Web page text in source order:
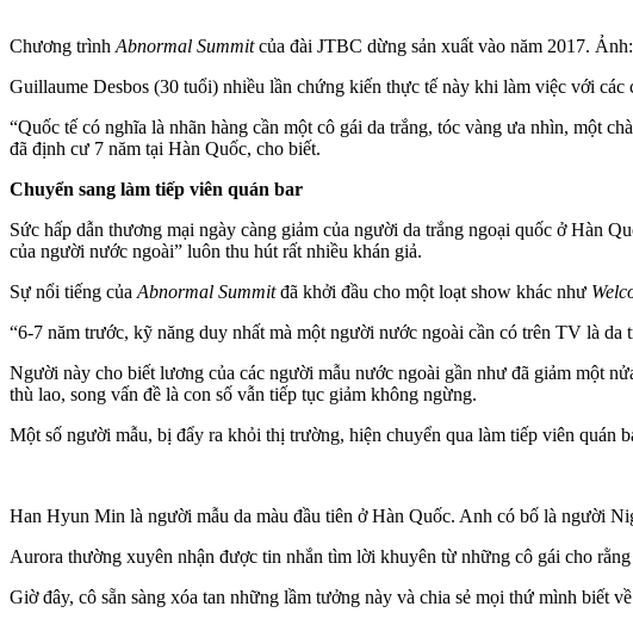
Chương trình Abnormal Summitcủa đài JTBC dừng sản xuất vào năm 2017. Ảnh:
Guillaume Desbos (30 tuổi) nhiều lần chứng kiến thực tế này khi làm việc với
“Quốc tế có nghĩa là nhãn hàng cần một cô gái da trắng, tóc vàng ưa nhìn, một
đã định cư 7 năm tại Hàn Quốc, cho biết.
Chuyển sang làm tiế‌p viê‌n quán bar
Sức hấp dẫn thương mại ngày càng giảm của người da trắng ngoại quốc ở Hàn
của người nước ngoài” luôn thu hút rất nhiều khán giả.
Sự nổi tiếng của Abnormal Summitđã khởi đầu cho một loạt show khác như
“6-7 năm trước, kỹ năng duy nhất mà một người nước ngoài cần có trên TV là
Người này cho biết lương của các người mẫu nước ngoài gần như đã giảm một
thù lao, song vấn đề là con số vẫn tiếp tục giảm không ngừng.
Một số người mẫu, bị đẩy ra khỏi thị trường, hiện chuyển qua làm tiế‌p viê‌n
Han Hyun Min là người mẫu d‌a mà‌u đầu tiên ở Hàn Quốc. Anh có bố là người
Aurora thường xuyên nhận được tin nhắn tìm lời khuyên từ những cô gái cho
Giờ đây, cô sẵn sàng xóa tan những lầm tưởng này và chia sẻ mọi thứ mình biết